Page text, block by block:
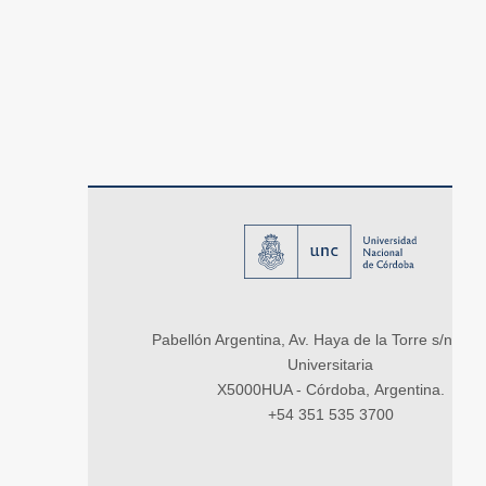
Pabellón Argentina, Av. Haya de la Torre s/n,
Universitaria
X5000HUA - Córdoba, Argentina.
+54 351 535 3700